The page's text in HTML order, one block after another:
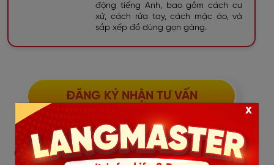
động tiếng Anh, bao gồm cách cư
xử, cách rửa tay, cách mặc áo, và
sắp xếp đồ dùng gọn gàng.
ĐĂNG KÝ NHẬN TƯ VẤN
QUY TRÌNH TƯ VẤN VÀ XẾP LỚP TẠI
x